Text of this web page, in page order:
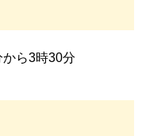
ら3時30分